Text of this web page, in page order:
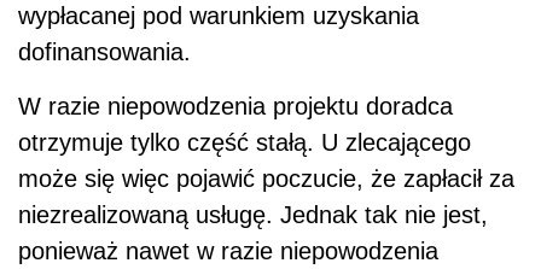
wypłacanej pod warunkiem uzyskania
dofinansowania.
W razie niepowodzenia projektu doradca
otrzymuje tylko część stałą. U zlecającego
może się więc pojawić poczucie, że zapłacił za
niezrealizowaną usługę. Jednak tak nie jest,
ponieważ nawet w razie niepowodzenia